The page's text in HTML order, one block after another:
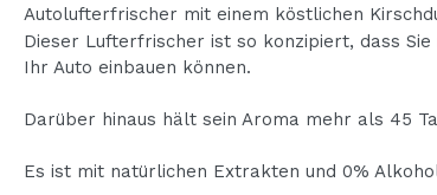
Autolufterfrischer mit einem köstlichen
Dieser Lufterfrischer ist so konzipiert, dass
Ihr Auto einbauen können.
Darüber hinaus hält sein Aroma mehr als 45
Es ist mit natürlichen Extrakten und 0%